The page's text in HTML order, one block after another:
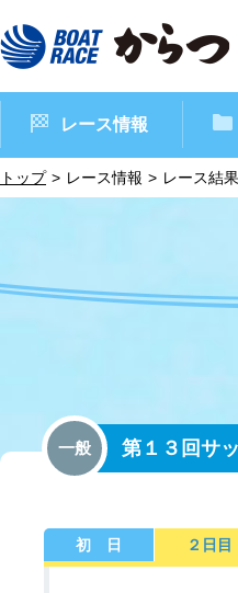
レース情報
佐賀支部選手一覧
トップ レース情報 レース結
一般 第１３回サ
初 日 ２日目